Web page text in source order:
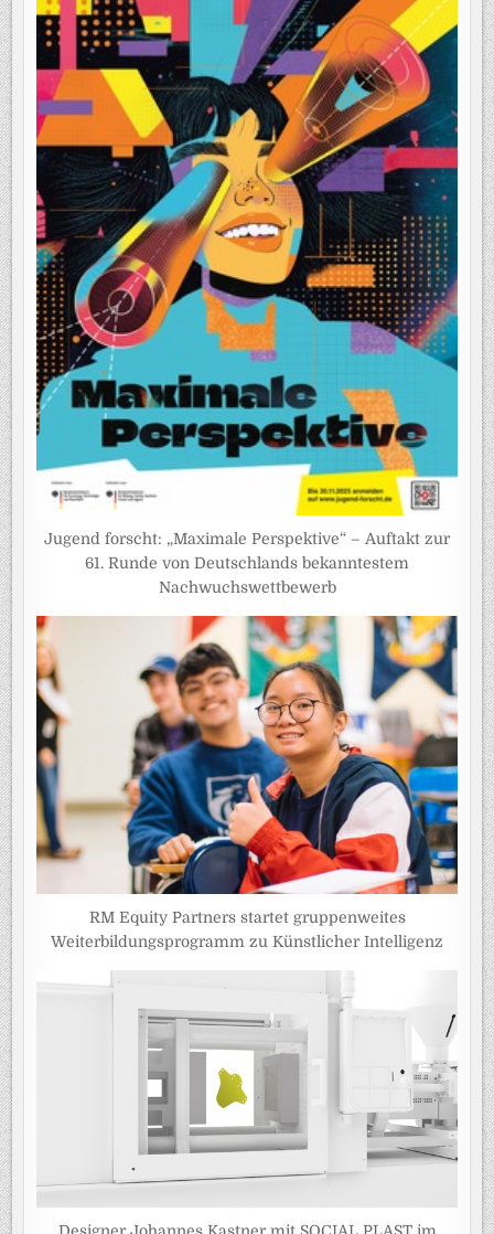
Jugend forscht: „Maximale Perspektive“ – Auftakt zur
61. Runde von Deutschlands bekanntestem
Nachwuchswettbewerb
RM Equity Partners startet gruppenweites
Weiterbildungsprogramm zu Künstlicher Intelligenz